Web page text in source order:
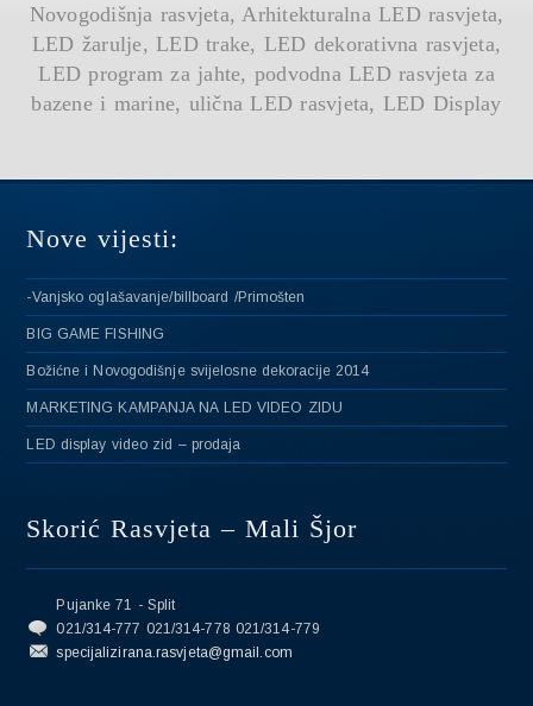
Novogodišnja rasvjeta, Arhitekturalna LED rasvjeta,
LED žarulje, LED trake, LED dekorativna rasvjeta,
LED program za jahte, podvodna LED rasvjeta za
bazene i marine, ulična LED rasvjeta, LED Display
Nove vijesti:
-Vanjsko oglašavanje/billboard /Primošten
BIG GAME FISHING
Božićne i Novogodišnje svijelosne dekoracije 2014
MARKETING KAMPANJA NA LED VIDEO ZIDU
LED display video zid – prodaja
Skorić Rasvjeta – Mali Šjor
Pujanke 71 - Split
021/314-777 021/314-778 021/314-779
specijalizirana.rasvjeta@gmail.com